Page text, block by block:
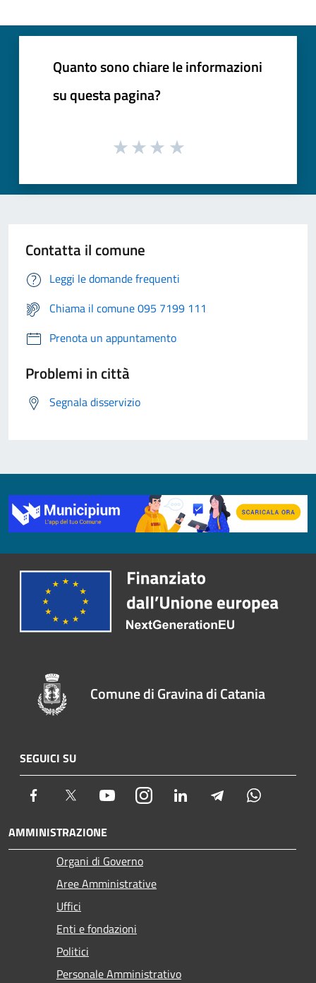
Quanto sono chiare le informazioni
su questa pagina?
Contatta il comune
Leggi le domande frequenti
Chiama il comune 095 7199 111
Prenota un appuntamento
Problemi in città
Segnala disservizio
Comune di Gravina di Catania
SEGUICI SU
Facebook Twitter YoutubeInstagram LinkedIn Telegram
AMMINISTRAZIONE
Organi di Governo
Aree Amministrative
Uffici
Enti e fondazioni
Politici
Personale Amministrativo